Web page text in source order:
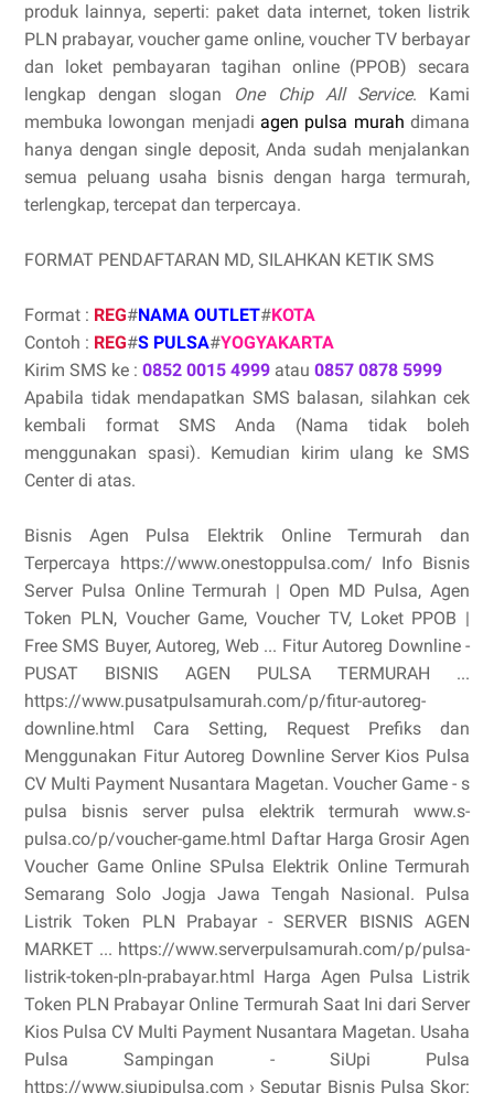
produk lainnya, seperti: paket data internet, token listrik
PLN prabayar, voucher game online, voucher TV berbayar
dan loket pembayaran tagihan online (PPOB) secara
lengkap dengan slogan One Chip All Service. Kami
membuka lowongan menjadi agen pulsa murah dimana
hanya dengan single deposit, Anda sudah menjalankan
semua peluang usaha bisnis dengan harga termurah,
terlengkap, tercepat dan terpercaya.
FORMAT PENDAFTARAN MD, SILAHKAN KETIK SMS
Format : REG#NAMA OUTLET#KOTA
Contoh : REG#S PULSA#YOGYAKARTA
Kirim SMS ke : 0852 0015 4999 atau 0857 0878 5999
Apabila tidak mendapatkan SMS balasan, silahkan cek
kembali format SMS Anda (Nama tidak boleh
menggunakan spasi). Kemudian kirim ulang ke SMS
Center di atas.
Bisnis Agen Pulsa Elektrik Online Termurah dan
Terpercaya https://www.onestoppulsa.com/ Info Bisnis
Server Pulsa Online Termurah | Open MD Pulsa, Agen
Token PLN, Voucher Game, Voucher TV, Loket PPOB |
Free SMS Buyer, Autoreg, Web ... Fitur Autoreg Downline -
PUSAT BISNIS AGEN PULSA TERMURAH ...
https://www.pusatpulsamurah.com/p/fitur-autoreg-
downline.html Cara Setting, Request Prefiks dan
Menggunakan Fitur Autoreg Downline Server Kios Pulsa
CV Multi Payment Nusantara Magetan. Voucher Game - s
pulsa bisnis server pulsa elektrik termurah www.s-
pulsa.co/p/voucher-game.html Daftar Harga Grosir Agen
Voucher Game Online SPulsa Elektrik Online Termurah
Semarang Solo Jogja Jawa Tengah Nasional. Pulsa
Listrik Token PLN Prabayar - SERVER BISNIS AGEN
MARKET ... https://www.serverpulsamurah.com/p/pulsa-
listrik-token-pln-prabayar.html Harga Agen Pulsa Listrik
Token PLN Prabayar Online Termurah Saat Ini dari Server
Kios Pulsa CV Multi Payment Nusantara Magetan. Usaha
Pulsa Sampingan - SiUpi Pulsa
https://www.siupipulsa.com › Seputar Bisnis Pulsa Skor: